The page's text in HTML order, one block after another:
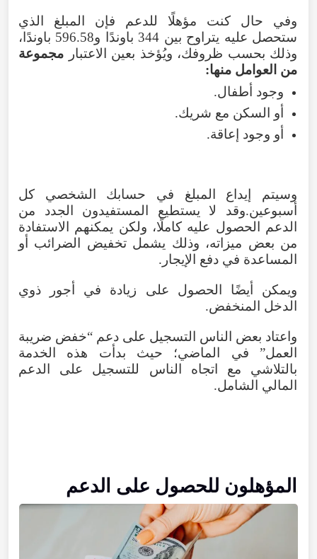
وفي حال كنت مؤهلًا للدعم فإن المبلغ الذي
ستحصل عليه يتراوح بين 344 باوندًا و596.58 باوندًا،
وذلك بحسب ظروفك، ويُؤخذ بعين الاعتبار مجموعة
من العوامل منها:
وجود أطفال.
أو السكن مع شريك.
أو وجود إعاقة.
وسيتم إيداع المبلغ في حسابك الشخصي كل
أسبوعين.وقد لا يستطيع المستفيدون الجدد من
الدعم الحصول عليه كاملًا، ولكن يمكنهم الاستفادة
من بعض ميزاته، وذلك يشمل تخفيض الضرائب أو
المساعدة في دفع الإيجار.
ويمكن أيضًا الحصول على زيادة في أجور ذوي
الدخل المنخفض.
واعتاد بعض الناس التسجيل على دعم “خفض ضريبة
العمل” في الماضي؛ حيث بدأت هذه الخدمة
بالتلاشي مع اتجاه الناس للتسجيل على الدعم
المالي الشامل.
المؤهلون للحصول على الدعم